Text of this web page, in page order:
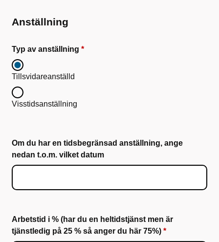
Anställning
Typ av anställning
Tillsvidareanställd
Visstidsanställning
Om du har en tidsbegränsad anställning, ange
nedan t.o.m. vilket datum
Arbetstid i % (har du en heltidstjänst men är
tjänstledig på 25 % så anger du här 75%)